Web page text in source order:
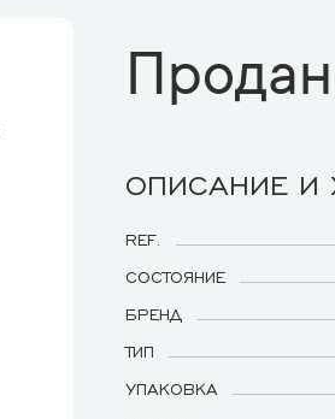
ОПИСАНИЕ И
REF.
СОСТОЯНИЕ
БРЕНД
ТИП
УПАКОВКА